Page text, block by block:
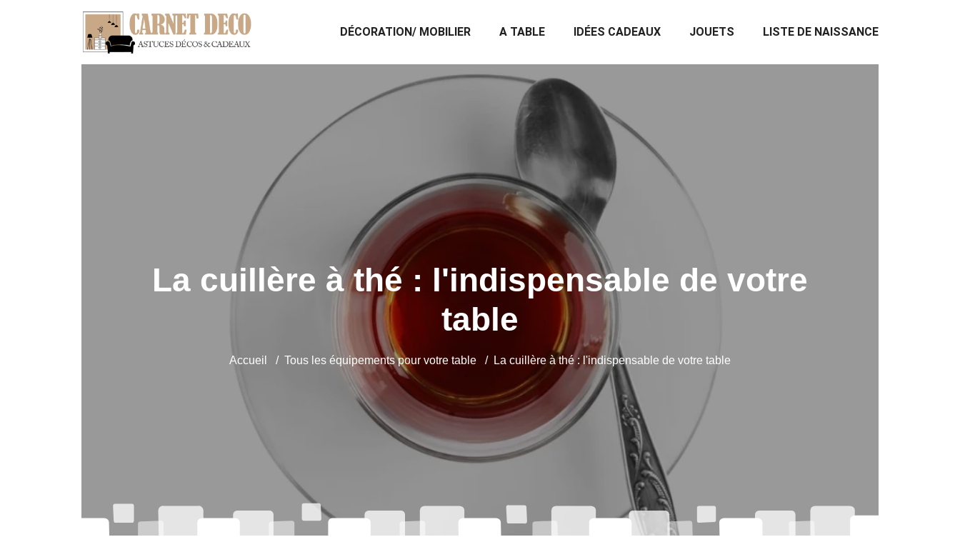
DÉCORATION/ MOBILIER A TABLE IDÉES CADEAUX JOUETS LISTE DE NAISSANCE
La cuillère à thé : l'indispensable de votre
table
Accueil Tous les équipements pour votre table La cuillère à thé : l'indispensable de votre table